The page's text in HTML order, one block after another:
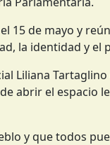
15 de mayo y
la identidad y
Liliana
abrir el espacio
y que todos